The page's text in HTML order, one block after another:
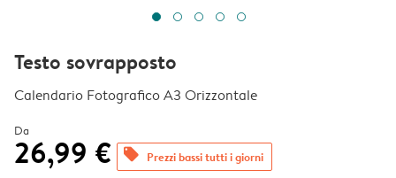
Testo sovrapposto
Calendario Fotografico A3 Orizzontale
Da
26,99 € offers Prezzi bassi tutti i giorni